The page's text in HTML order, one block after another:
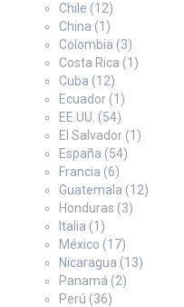
Chile (12)
China (1)
Colombia (3)
Costa Rica (1)
Cuba (12)
Ecuador (1)
EE.UU. (54)
El Salvador (1)
España (54)
Francia (6)
Guatemala (12)
Honduras (3)
Italia (1)
México (17)
Nicaragua (13)
Panamá (2)
Perú (36)